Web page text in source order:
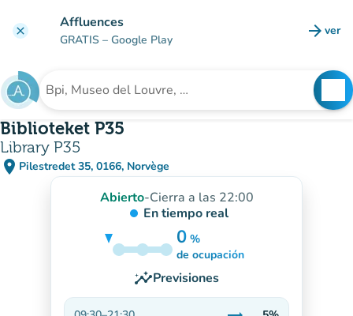
clear Affluences
GRATIS – Google Play arrow_forward ver
Buscar un establecimiento
Biblioteket P35
Library P35
place Pilestredet 35, 0166, Norvège
(abrir en Google Maps)
(nueva pestaña)
Abierto-Cierra a las 22:00
En tiempo real
0 %
5%
de ocupación
insightsPrevisiones